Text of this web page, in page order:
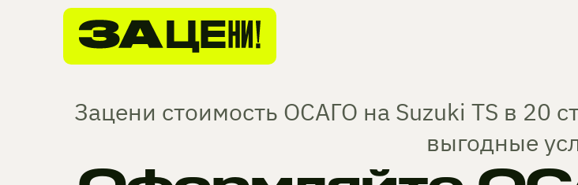
Зацени стоимость ОСАГО на Suzuki TS в 20
выгодные